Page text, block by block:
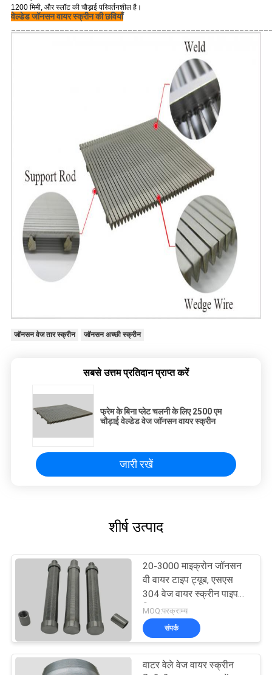
1200 मिमी, और स्लॉट की चौड़ाई परिवर्तनशील है।
वेल्डेड जॉनसन वायर स्क्रीन की छवियाँ
जॉनसन वेज तार स्क्रीन जॉनसन अच्छी स्क्रीन
सबसे उत्तम प्रतिदान प्राप्त करें
फ्रेम के बिना प्लेट चलनी के लिए 2500 एम
चौड़ाई वेल्डेड वेज जॉनसन वायर स्क्रीन
जारी रखें
शीर्ष उत्पाद
20-3000 माइक्रोन जॉनसन
वी वायर टाइप ट्यूब, एसएस
304 वेज वायर स्क्रीन पाइप
फ़िल्टर
MOQ:परक्राम्य
संपर्क
वाटर वेले वेज वायर स्क्रीन